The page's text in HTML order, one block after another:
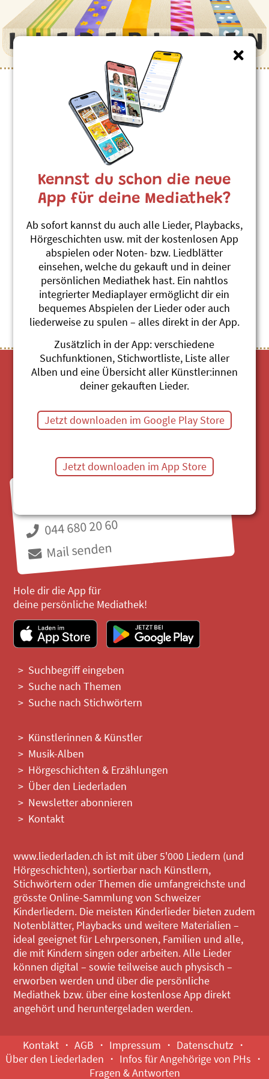
Kinderlieder zum Thema
”Qualle”
Qualle (deutsch)
Roland Zoss
Xenegugeli-ABC Deutsch
#Qualle
#Meer
Qualle
Roland Zoss
Xenegugeli, Tierlieder ABC
#Qualle #Meer
Themenübersicht Stichwörter A-Z
044 680 20 60
Mail senden
Hole dir die App für
deine persönliche Mediathek!
Suchbegriff eingeben
Suche nach Themen
Suche nach Stichwörtern
Künstlerinnen & Künstler
Musik-Alben
Hörgeschichten & Erzählungen
Über den Liederladen
Newsletter abonnieren
Kontakt
www.liederladen.ch ist mit über 5'000 Liedern (und
Hörgeschichten), sortierbar nach Künstlern,
Stichwörtern oder Themen die umfangreichste und
grösste Online-Sammlung von Schweizer
Kinderliedern. Die meisten Kinderlieder bieten zudem
Notenblätter, Playbacks und weitere Materialien –
ideal geeignet für Lehrpersonen, Familien und alle,
die mit Kindern singen oder arbeiten. Alle Lieder
können digital – sowie teilweise auch physisch –
erworben werden und über die persönliche
Mediathek bzw. über eine kostenlose App direkt
angehört und heruntergeladen werden.
Kontakt AGB Impressum
Datenschutz
Über den Liederladen
Infos für Angehörige von PHs
Fragen & Antworten
Kennst du schon die neue
App für deine Mediathek?
Ab sofort kannst du auch alle Lieder, Playbacks,
Hörgeschichten usw. mit der kostenlosen App
abspielen oder Noten- bzw. Liedblätter
einsehen, welche du gekauft und in deiner
persönlichen Mediathek hast. Ein nahtlos
integrierter Mediaplayer ermöglicht dir ein
bequemes Abspielen der Lieder oder auch
liederweise zu spulen – alles direkt in der App.
Zusätzlich in der App: verschiedene
Suchfunktionen, Stichwortliste, Liste aller
Alben und eine Übersicht aller Künstler:innen
deiner gekauften Lieder.
Jetzt downloaden im Google Play Store
Jetzt downloaden im App Store